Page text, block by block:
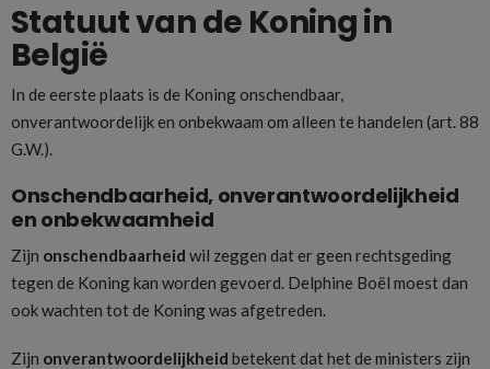
Statuut van de Koning in
België
In de eerste plaats is de Koning onschendbaar,
onverantwoordelijk en onbekwaam om alleen te handelen (art. 88
G.W.).
Onschendbaarheid, onverantwoordelijkheid
en onbekwaamheid
Zijn onschendbaarheid wil zeggen dat er geen rechtsgeding
tegen de Koning kan worden gevoerd. Delphine Boël moest dan
ook wachten tot de Koning was afgetreden.
Zijn onverantwoordelijkheid betekent dat het de ministers zijn